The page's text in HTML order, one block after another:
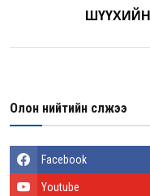
Олон нийтийн сүлжээ
Facebook
Youtube